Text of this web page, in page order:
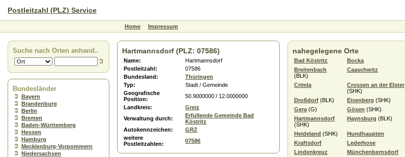
Postleitzahl (PLZ) Service
Home Impressum
Suche nach Orten anhand..
Bundesländer
Bayern
Brandenburg
Berlin
Bremen
Baden-Württemberg
Hessen
Hamburg
Mecklenburg-Vorpommern
Niedersachsen
Hartmannsdorf (PLZ: 07586)
Name:
Hartmannsdorf
Postleitzahl:
07586
Bundesland:
Thüringen
Typ:
Stadt / Gemeinde
Geografische
Position:
50.9000000 / 12.0000000
Landkreis:
Greiz
Verwaltung durch:
Erfüllende Gemeinde Bad
Köstritz
Autokennzeichen:
GRZ
weitere
Postleitzahlen:
07586
nahegelegene Orte
Bad Köstritz
Bocka
Breitenbach
(BLK)
Caaschwitz
Crimla
Crossen an der Elster
(SHK)
Droßdorf (BLK) Eisenberg (SHK)
Gera (G) Gösen (SHK)
Hartmannsdorf
(SHK)
Haynsburg (BLK)
Heideland (SHK)
Hundhaupten
Kraftsdorf
Lederhose
Lindenkreuz
Münchenbernsdorf